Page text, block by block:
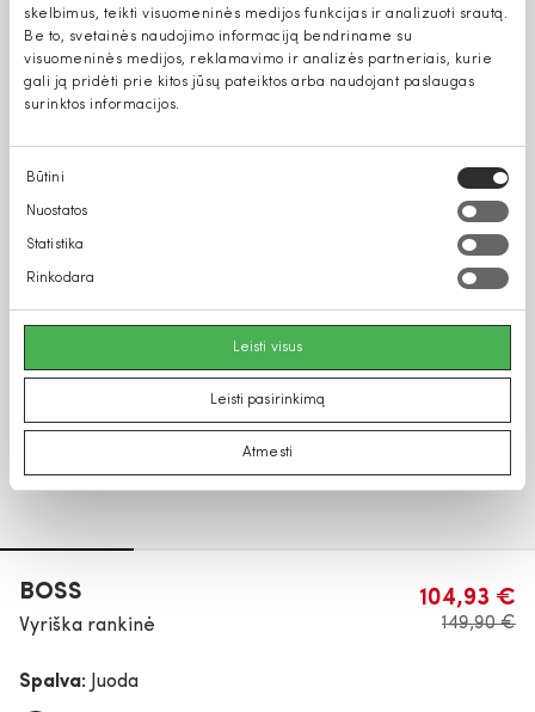
skelbimus, teikti visuomeninės medijos funkcijas ir analizuoti srautą.
Be to, svetainės naudojimo informaciją bendriname su
visuomeninės medijos, reklamavimo ir analizės partneriais, kurie
gali ją pridėti prie kitos jūsų pateiktos arba naudojant paslaugas
surinktos informacijos.
Sutikimo
pasirinkimas
Būtini
Nuostatos
Statistika
Rinkodara
Leisti visus
Leisti pasirinkimą
Atmesti
BOSS
Vyriška rankinė
104,93 €
149,90 €
Spalva:
Juoda